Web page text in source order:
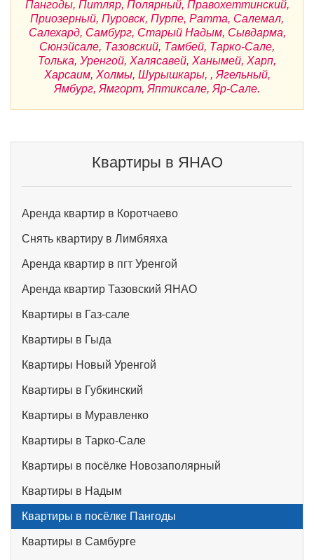
Пангоды, Питляр, Полярный, Правохеттинский,
Приозерный, Пуровск, Пурпе, Ратта, Салемал,
Салехард, Самбург, Старый Надым, Сывдарма,
Сюнэйсале, Тазовский, Тамбей, Тарко-Сале,
Толька, Уренгой, Халясавей, Ханымей, Харп,
Харсаим, Холмы, Шурышкары, , Ягельный,
Ямбург, Ямгорт, Яптиксале, Яр-Сале.
Квартиры в ЯНАО
Аренда квартир в Коротчаево
Снять квартиру в Лимбяяха
Аренда квартир в пгт Уренгой
Аренда квартир Тазовский ЯНАО
Квартиры в Газ-сале
Квартиры в Гыда
Квартиры Новый Уренгой
Квартиры в Губкинский
Квартиры в Муравленко
Квартиры в Тарко-Сале
Квартиры в посёлке Новозаполярный
Квартиры в Надым
Квартиры в посёлке Пангоды
Квартиры в Самбурге